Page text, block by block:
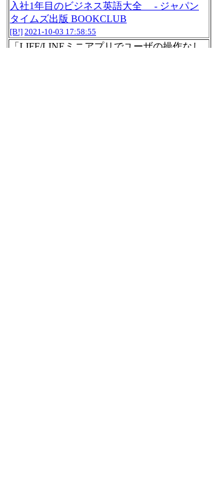
入社1年目のビジネス英語大全 - ジャパン
タイムズ出版 BOOKCLUB
[B!] 2021-10-03 17:58:55
「LIFF/LINEミニアプリでユーザの操作なし